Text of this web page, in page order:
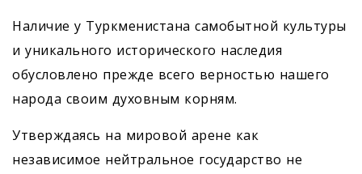
Наличие у Туркменистана самобытной культуры
и уникального исторического наследия
обусловлено прежде всего верностью нашего
народа своим духовным корням.
Утверждаясь на мировой арене как
независимое нейтральное государство не